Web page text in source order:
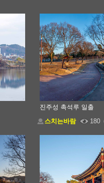
진주성 촉석루 일출
스치는바람
180